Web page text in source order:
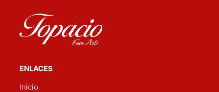
ENLACES
Inicio